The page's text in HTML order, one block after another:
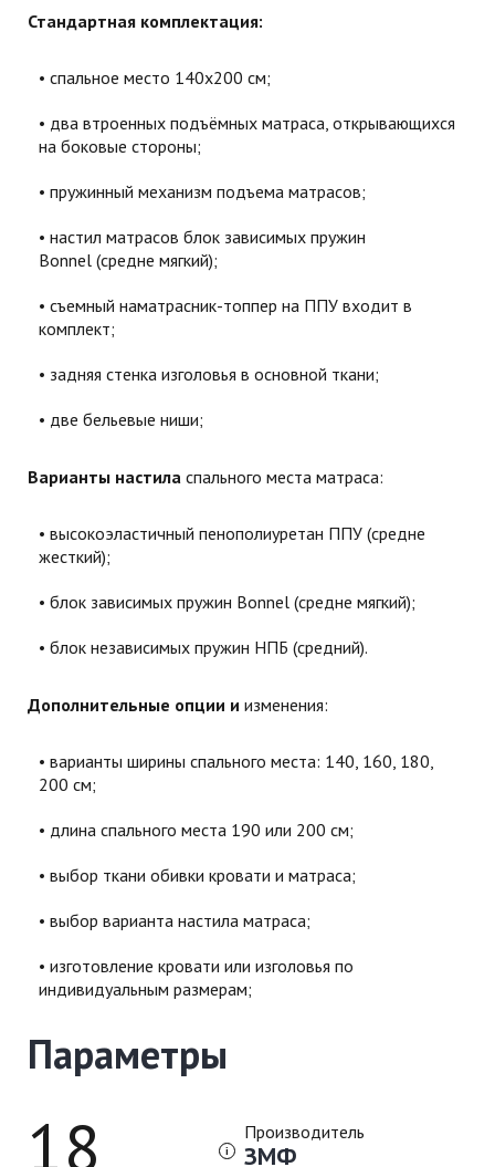
Стандартная комплектация:
cпальное место 140х200 см;
два втроенных подъёмных матраса, открывающихся
на боковые стороны;
пружинный механизм подъема матрасов;
настил матрасов блок зависимых пружин
Bonnel (средне мягкий);
съемный наматрасник-топпер на ППУ входит в
комплект;
задняя стенка изголовья в основной ткани;
две бельевые ниши;
Варианты настила спального места матраса:
высокоэластичный пенополиуретан ППУ (средне
жесткий);
блок зависимых пружин Bonnel (средне мягкий);
блок независимых пружин НПБ (средний)​.
Дополнительные опции и изменения:
варианты ширины спального места: 140, 160, 180,
200 см;
длина спального места 190 или 200 см;
выбор ткани обивки кровати и матраса;
выбор варианта настила матраса;
изготовление кровати или изголовья по
индивидуальным размерам;
Параметры
Производитель
ЗМФ
18